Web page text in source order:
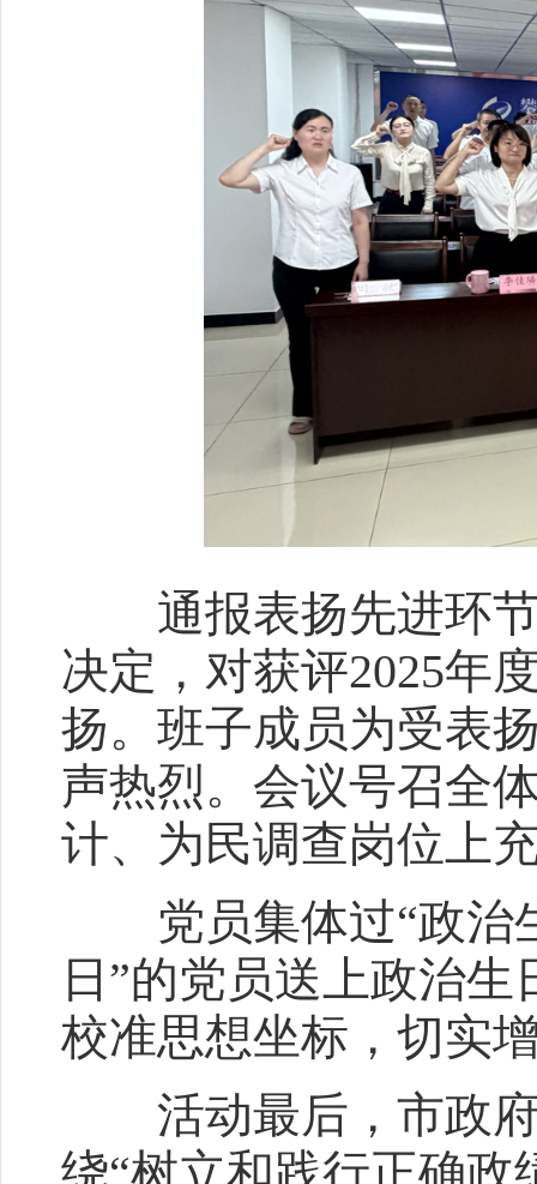
通报表扬先进环节
决定，对获评2025年
扬。班子成员为受表
声热烈。会议号召全
计、为民调查岗位上
党员集体过“政治
日”的党员送上政治
校准思想坐标，切实
活动最后，市政府
绕“树立和践行正确